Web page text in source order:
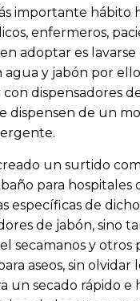
importante hábito
enfermeros,
adoptar es
agua y jabón por
dispensadores
dispensen de un
un surtido
para
específicas de
de jabón, sino
secamanos y
aseos, sin olvidar
un secado rápido e